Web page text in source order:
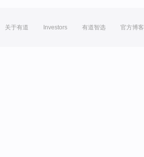
关于有道 Investors 有道智选 官方博客